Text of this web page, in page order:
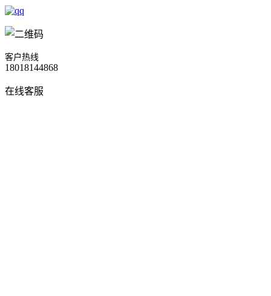
客户热线
18018144868
在线客服